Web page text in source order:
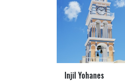
Kabar Baik:
telah membuat
dipulihkan kembali
kemuliaan.
Injil Yohanes